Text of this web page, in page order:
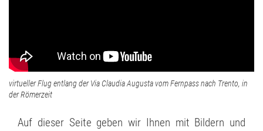
virtueller Flug entlang der Via Claudia Augusta vom Fernpass nach Trento, in
der Römerzeit
Auf dieser Seite geben wir Ihnen mit Bildern und